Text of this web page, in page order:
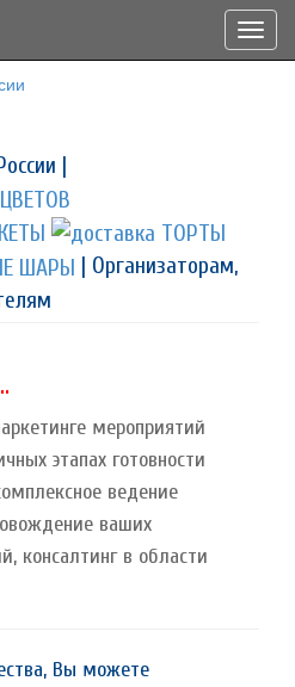
|
| Организаторам,
мероприятий
этапах готовности
ведение
ваших
консалтинг в области
Вы можете